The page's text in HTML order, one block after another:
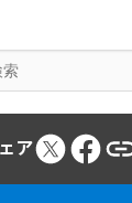
ア